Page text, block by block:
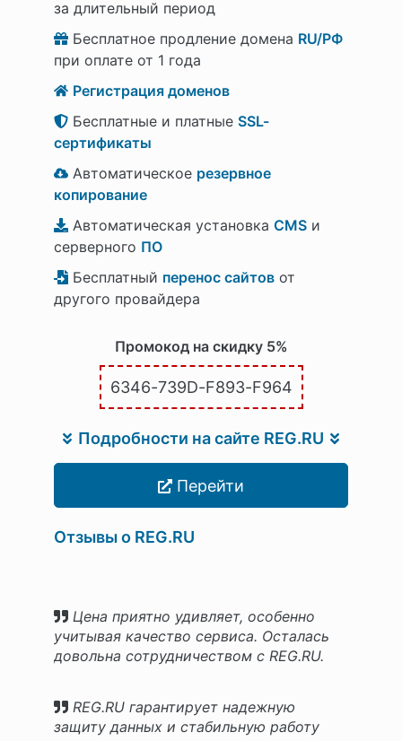
за длительный период
Бесплатное продление домена RU/РФ
при оплате от 1 года
Регистрация доменов
Бесплатные и платные SSL-
сертификаты
Автоматическое резервное
копирование
Автоматическая установка CMS и
серверного ПО
Бесплатный перенос сайтов от
другого провайдера
Промокод на скидку 5%
6346-739D-F893-F964
Подробности на сайте REG.RU
Перейти
Отзывы о REG.RU
Цена приятно удивляет, особенно
учитывая качество сервиса. Осталась
довольна сотрудничеством с REG.RU.
REG.RU гарантирует надежную
защиту данных и стабильную работу